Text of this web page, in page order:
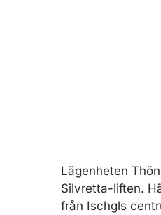
Lägenheten
Silvretta-liften.
från Ischgls